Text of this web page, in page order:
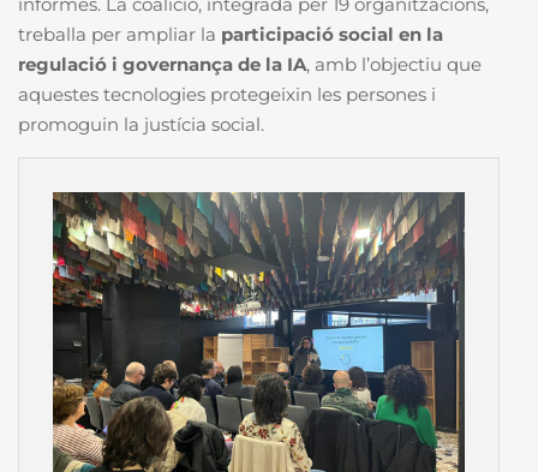
treballa per ampliar la participació social en la
regulació i governança de la IA, amb l’objectiu que
aquestes tecnologies protegeixin les persones i
promoguin la justícia social.